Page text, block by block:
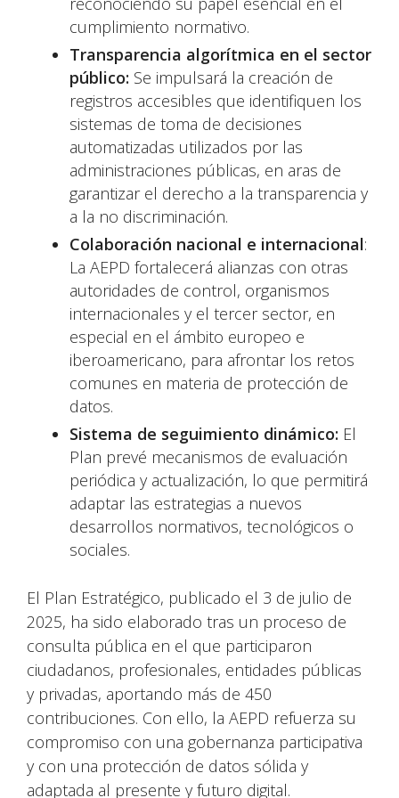
cumplimiento normativo.
Transparencia algorítmica en el sector
público: Se impulsará la creación de
registros accesibles que identifiquen los
sistemas de toma de decisiones
automatizadas utilizados por las
administraciones públicas, en aras de
garantizar el derecho a la transparencia y
a la no discriminación.
Colaboración nacional e internacional:
La AEPD fortalecerá alianzas con otras
autoridades de control, organismos
internacionales y el tercer sector, en
especial en el ámbito europeo e
iberoamericano, para afrontar los retos
comunes en materia de protección de
datos.
Sistema de seguimiento dinámico: El
Plan prevé mecanismos de evaluación
periódica y actualización, lo que permitirá
adaptar las estrategias a nuevos
desarrollos normativos, tecnológicos o
sociales.
El Plan Estratégico, publicado el 3 de julio de
2025, ha sido elaborado tras un proceso de
consulta pública en el que participaron
ciudadanos, profesionales, entidades públicas
y privadas, aportando más de 450
contribuciones. Con ello, la AEPD refuerza su
compromiso con una gobernanza participativa
y con una protección de datos sólida y
adaptada al presente y futuro digital.